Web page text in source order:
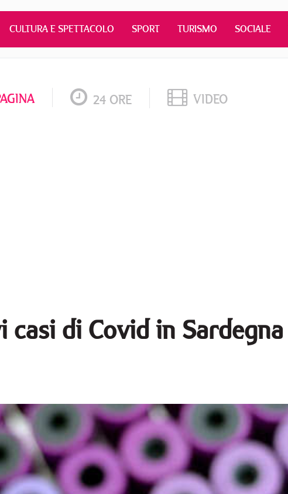
CULTURA E SPETTACOLO SPORT TURISMO SOCIALE
24 ORE VIDEO
casi di Covid in Sardegna